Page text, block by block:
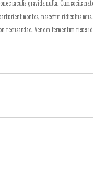
iaculis gravida nulla. Cum sociis
montes, nascetur ridiculus
Aenean fermentum